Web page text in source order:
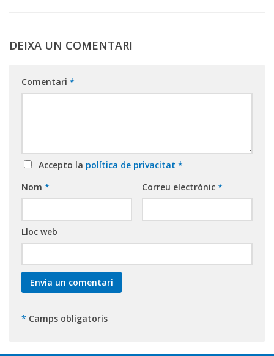
DEIXA UN COMENTARI
Comentari *
Accepto la política de privacitat *
Nom * Correu electrònic *
Lloc web
* Camps obligatoris